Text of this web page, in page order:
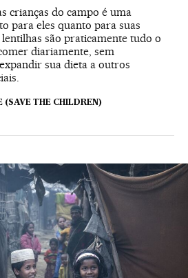
crianças do campo é uma
para eles quanto para suas
são praticamente tudo o
diariamente, sem
sua dieta a outros
(SAVE THE CHILDREN)